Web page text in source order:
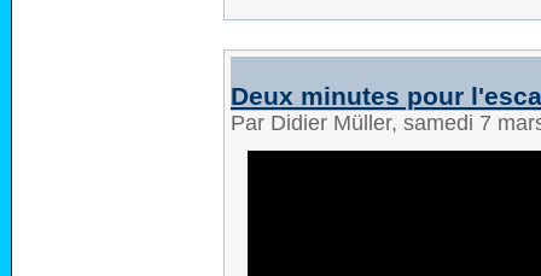
Deux minutes pour
Par Didier Müller, samedi 7